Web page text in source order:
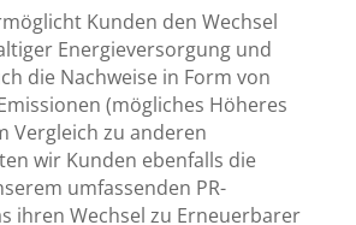
Kunden den Wechsel
Energieversorgung und
die Nachweise in Form von
(mögliches Höheres
Vergleich zu anderen
wir Kunden ebenfalls die
umfassenden PR-
ihren Wechsel zu Erneuerbarer